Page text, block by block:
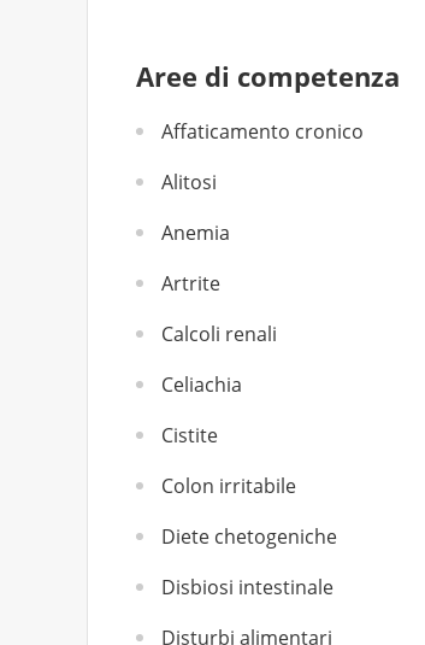
Aree di competenza
Affaticamento cronico
Alitosi
Anemia
Artrite
Calcoli renali
Celiachia
Cistite
Colon irritabile
Diete chetogeniche
Disbiosi intestinale
Disturbi alimentari